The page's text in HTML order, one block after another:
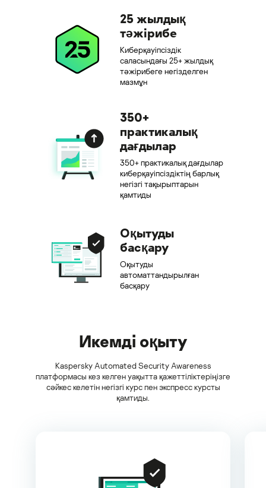
25 жылдық
тәжірибе
Киберқауіпсіздік
саласындағы 25+ жылдық
тәжірибеге негізделген
мазмұн
350+
практикалық
дағдылар
350+ практикалық дағдылар
киберқауіпсіздіктің барлық
негізгі тақырыптарын
қамтиды
Оқытуды
басқару
Оқытуды
автоматтандырылған
басқару
Икемді оқыту
Kaspersky Automated Security Awareness
платформасы кез келген уақытта қажеттіліктеріңізге
сәйкес келетін негізгі курс пен экспресс курсты
қамтиды.